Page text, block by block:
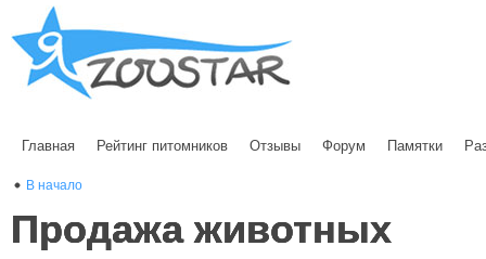
Главная Рейтинг питомников Отзывы Форум Памятки
В начало
Продажа животных